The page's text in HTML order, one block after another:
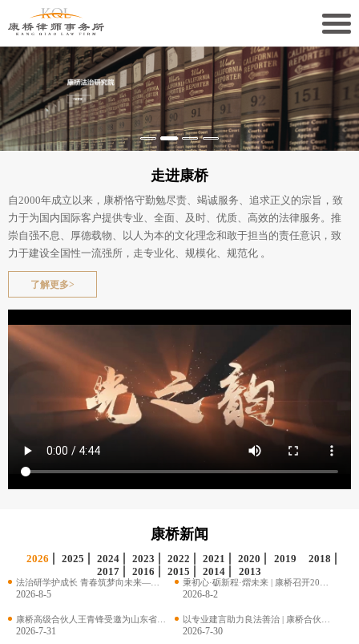
关于康桥
康桥文化
康桥人员
康桥党建
社会责任
康桥法治研究院
康桥出版
走进康桥
自2000年成立以来，康桥恪守勤勉尽责、竭诚服务、追求正义的宗旨，致
力于为国内国际客户提供专业、全面、及时、优质、高效的法律服务。推
崇自强不息、厚德载物、以人为本的文化理念和敢于担当的责任意识，致
力于建设全国性一流强所，走专业化、规模化、规范化 。
了解更多>
康桥新闻
2026
法治研学护成长 青春筑梦向未来——青岛第三十九中学子走进康桥（青岛）律师事务所开展暑期法治研学活动
2026-8-5
秉初心·砺新程·熠未来 | 康桥召开2026年度半年工作总结会
2026-8-2
康桥高级合伙人王青锋受邀为山东省港口集团有限公司授课
2026-7-31
以专业建言助力良法善治 | 康桥合伙人刘炳耀两项立法建议被《突发公共卫生事件应对法》采纳
2026-7-30
2025 2024 2023 2022 2021 2020 2019
2018
2017
2016 2015 2014 2013